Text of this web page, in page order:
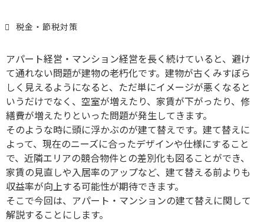
税金・節税対策
アパート経営・マンション経営を長く続けていると、避け
て通れない問題が建物の老朽化です。建物が古くみすぼら
しく見えるようになると、ただ単にイメージが悪くなると
いうだけでなく、空室が増えたり、家賃が下がったり、修
繕費が増えたりといった問題が発生してきます。
そのような時に頭に浮かぶのが建て替えです。建て替えに
よって、現在のニーズに合ったデザインや仕様にすること
で、近隣エリアの競合物件との差別化も図ることができ、
家賃の見直しや入居率のアップなど、建て替える前よりも
収益率が向上する可能性が期待できます。
そこで今回は、アパート・マンションの建て替えに関して
解説することにします。